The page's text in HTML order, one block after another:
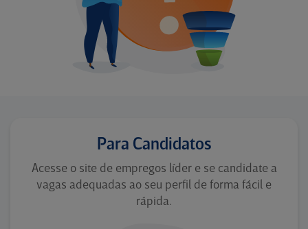
Para Candidatos
Acesse o site de empregos líder e se candidate a
vagas adequadas ao seu perfil de forma fácil e
rápida.